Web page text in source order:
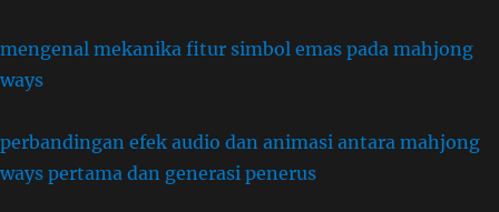
mengenal mekanika fitur simbol emas pada mahjong
ways
perbandingan efek audio dan animasi antara mahjong
ways pertama dan generasi penerus